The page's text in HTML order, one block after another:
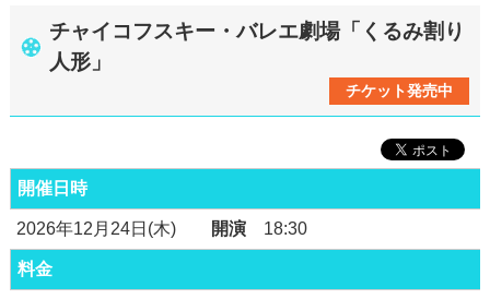
チャイコフスキー・バレエ劇場「くるみ割り
人形」
チケット発売中
開催日時
2026年12月24日(木) 開演18:30
料金